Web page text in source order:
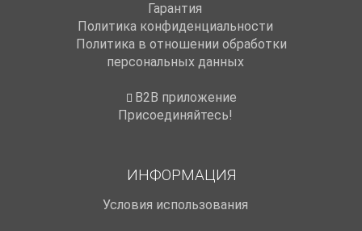
Гарантия
Политика конфиденциальности
Политика в отношении обработки
персональных данных
B2B приложение
Присоединяйтесь!
ИНФОРМАЦИЯ
Условия использования